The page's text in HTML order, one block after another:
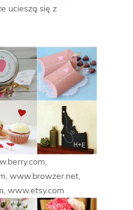
ucieszą się z
www.browzer.net,
www.etsy.com